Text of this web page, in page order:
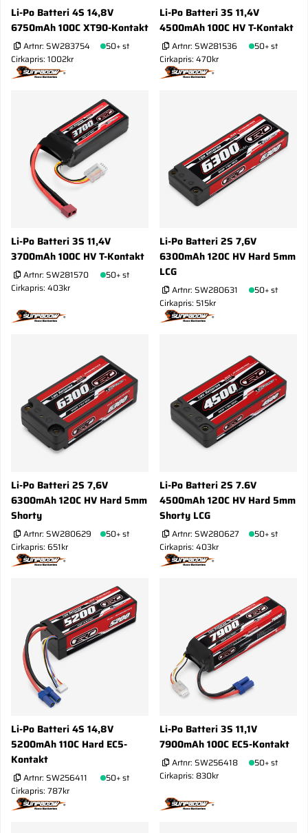
Li-Po Batteri 4S 14,8V
6750mAh 100C XT90-Kontakt
Artnr: SW283754
50+ st
Cirkapris: 1002kr
Li-Po Batteri 3S 11,4V
4500mAh 100C HV T-Kontakt
Artnr: SW281536
50+ st
Cirkapris: 470kr
Li-Po Batteri 3S 11,4V
3700mAh 100C HV T-Kontakt
Artnr: SW281570
50+ st
Cirkapris: 403kr
Li-Po Batteri 2S 7,6V
6300mAh 120C HV Hard 5mm
LCG
Artnr: SW280631
50+ st
Cirkapris: 515kr
Li-Po Batteri 2S 7,6V
6300mAh 120C HV Hard 5mm
Shorty
Artnr: SW280629
50+ st
Cirkapris: 651kr
Li-Po Batteri 2S 7.6V
4500mAh 120C HV Hard 5mm
Shorty LCG
Artnr: SW280627
50+ st
Cirkapris: 403kr
Li-Po Batteri 4S 14,8V
5200mAh 110C Hard EC5-
Kontakt
Artnr: SW256411
50+ st
Cirkapris: 787kr
Li-Po Batteri 3S 11,1V
7900mAh 100C EC5-Kontakt
Artnr: SW256418
50+ st
Cirkapris: 830kr